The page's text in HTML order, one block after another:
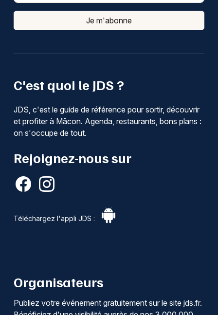
C'est quoi le JDS ?
JDS, c'est le guide de référence pour sortir, découvrir
et profiter à Mâcon. Agenda, restaurants, bons plans :
on s'occupe de tout.
Rejoignez-nous sur
Téléchargez l'appli JDS :
Je m'abonne
Organisateurs
Publiez votre événement gratuitement sur le site jds.fr.